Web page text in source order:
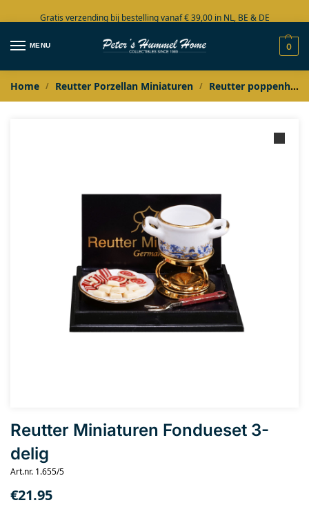
Gratis verzending bij bestelling vanaf € 39,00 in NL, BE & DE
Grote collectie in voorraad
MENU 0
Home / Reutter Porzellan Miniaturen / Reutter poppenhuis miniaturen
Reutter Miniaturen Fondueset 3-
delig
Art.nr. 1.655/5
€21.95